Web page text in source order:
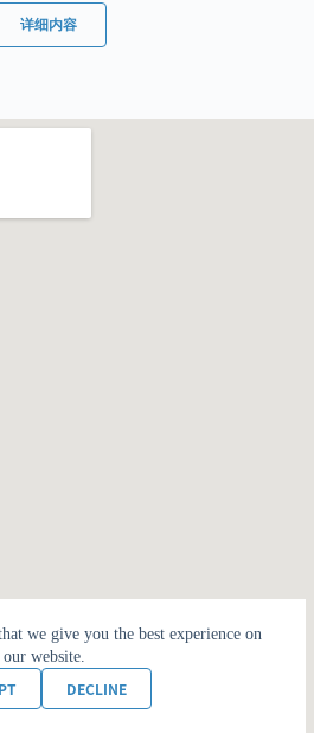
we give you the best experience on
our website.
DECLINE
详细内容